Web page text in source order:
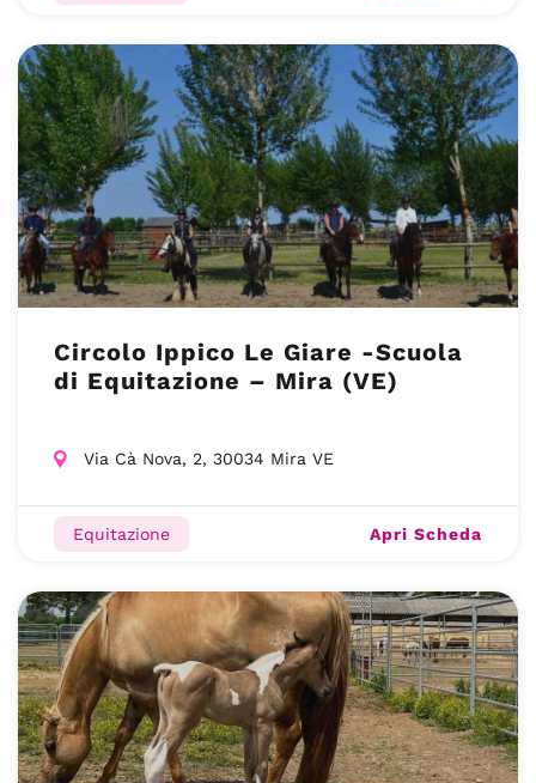
Circolo Ippico Le Giare -Scuola
di Equitazione – Mira (VE)
Via Cà Nova, 2, 30034 Mira VE
Equitazione Apri Scheda